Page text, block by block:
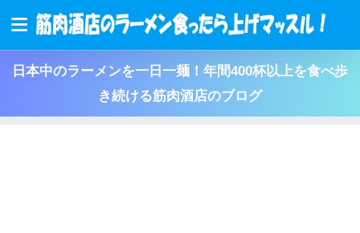
日本中のラーメンを一日一麺！年間400杯以上を食べ歩
き続ける筋肉酒店のブログ